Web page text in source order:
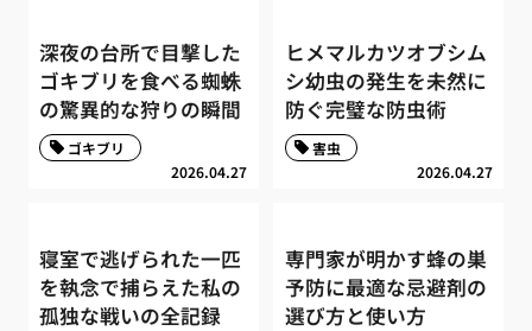
深夜の台所で目撃した
ゴキブリを食べる蜘蛛
の驚異的な狩りの瞬間
2026.04.27
ゴキブリ
ヒメマルカツオブシム
シ幼虫の発生を未然に
防ぐ完璧な防虫術
2026.04.27
害虫
寝室で逃げられた一匹
を執念で捕らえた私の
孤独な戦いの全記録
専門家が明かす蜂の巣
予防に最適な忌避剤の
選び方と使い方